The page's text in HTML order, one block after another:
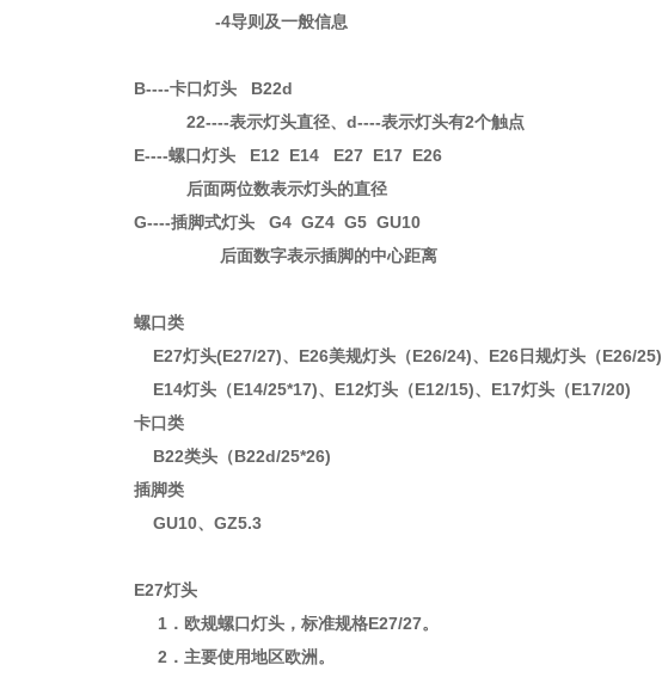
-4导则及一般信息
B----卡口灯头 B22d
22----表示灯头直径、d----表示灯头有2个触点
E----螺口灯头 E12 E14 E27 E17 E26
后面两位数表示灯头的直径
G----插脚式灯头 G4 GZ4 G5 GU10
后面数字表示插脚的中心距离
螺口类
E27灯头(E27/27)、E26美规灯头（E26/24)、E26日规灯头（E26/25)
E14灯头（E14/25*17)、E12灯头（E12/15)、E17灯头（E17/20)
卡口类
B22类头（B22d/25*26)
插脚类
GU10、GZ5.3
E27灯头
1．欧规螺口灯头，标准规格E27/27。
2．主要使用地区欧洲。